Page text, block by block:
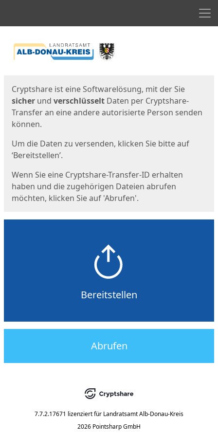
Cryptshare ist eine Softwarelösung, mit der Sie
sicher und verschlüsselt Daten per Cryptshare-
Transfer an eine andere autorisierte Person senden
können.
Um die Daten zu versenden, klicken Sie bitte auf
‘Bereitstellen’.
Wenn Sie eine Cryptshare-Transfer-ID erhalten
haben und die zugehörigen Dateien abrufen
möchten, klicken Sie auf 'Abrufen'.
Bereitstellen
Abrufen
7.7.2.17671 lizenziert für Landratsamt Alb-Donau-Kreis
2026 Pointsharp GmbH